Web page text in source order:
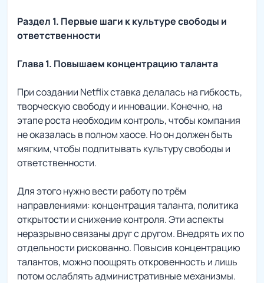
Раздел 1. Первые шаги к культуре свободы и
ответственности
Глава 1. Повышаем концентрацию таланта
При создании Netflix ставка делалась на гибкость,
творческую свободу и инновации. Конечно, на
этапе роста необходим контроль, чтобы компания
не оказалась в полном хаосе. Но он должен быть
мягким, чтобы подпитывать культуру свободы и
ответственности.
Для этого нужно вести работу по трём
направлениями: концентрация таланта, политика
открытости и снижение контроля. Эти аспекты
неразрывно связаны друг с другом. Внедрять их по
отдельности рискованно. Повысив концентрацию
талантов, можно поощрять откровенность и лишь
потом ослаблять административные механизмы.